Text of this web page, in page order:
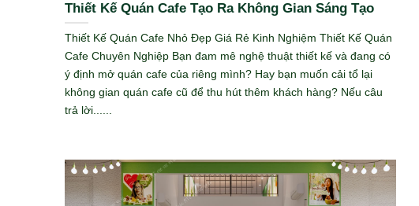
Thiết Kế Quán Cafe Tạo Ra Không Gian Sáng Tạo
Thiết Kế Quán Cafe Nhỏ Đẹp Giá Rẻ Kinh Nghiệm Thiết Kế Quán
Cafe Chuyên Nghiệp Bạn đam mê nghệ thuật thiết kế và đang có
ý định mở quán cafe của riêng mình? Hay bạn muốn cải tổ lại
không gian quán cafe cũ để thu hút thêm khách hàng? Nếu câu
trả lời......